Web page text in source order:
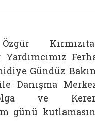
Gündüz
Danışma
ve
günü